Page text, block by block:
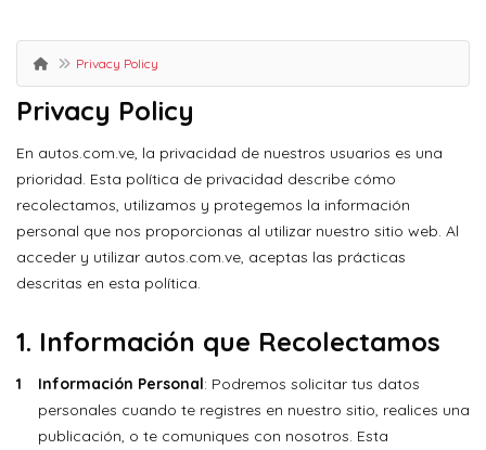
Privacy Policy
Privacy Policy
En autos.com.ve, la privacidad de nuestros usuarios es una
prioridad. Esta política de privacidad describe cómo
recolectamos, utilizamos y protegemos la información
personal que nos proporcionas al utilizar nuestro sitio web. Al
acceder y utilizar autos.com.ve, aceptas las prácticas
descritas en esta política.
1. Información que Recolectamos
Información Personal: Podremos solicitar tus datos
personales cuando te registres en nuestro sitio, realices una
publicación, o te comuniques con nosotros. Esta